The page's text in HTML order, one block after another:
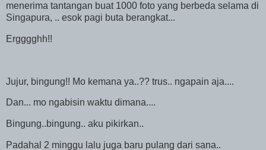
menerima tantangan buat 1000 foto yang berbeda selama di
Singapura, .. esok pagi buta berangkat...
Ergggghh!!
Jujur, bingung!! Mo kemana ya..?? trus.. ngapain aja....
Dan... mo ngabisin waktu dimana....
Bingung..bingung.. aku pikirkan..
Padahal 2 minggu lalu juga baru pulang dari sana..